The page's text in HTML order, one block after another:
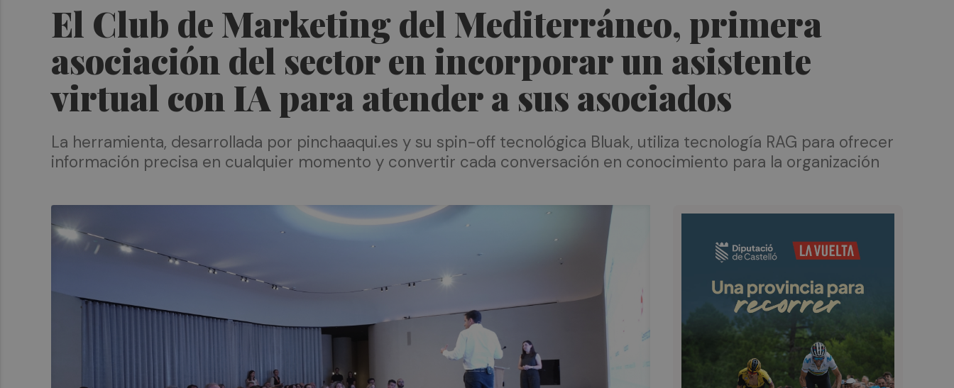
El Club de Marketing del Mediterráneo, primera
asociación del sector en incorporar un asistente
virtual con IA para atender a sus asociados
La herramienta, desarrollada por pinchaaqui.es y su spin-off tecnológica Bluak, utiliza tecnología RAG para ofrecer
información precisa en cualquier momento y convertir cada conversación en conocimiento para la organización